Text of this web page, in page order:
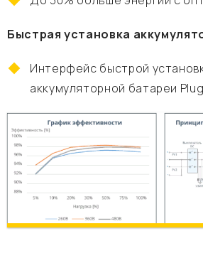
Быстрая установка
Интерфейс быстрой
аккумуляторной батареи